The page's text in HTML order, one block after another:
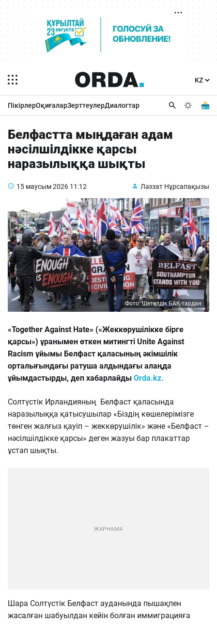
ПікірлерОқиғаларЗерттеулерДиалогтар
Белфастта мыңдаған адам
нәсілшілдікке қарсы
наразылыққа шықты
15 маусым 2026 11:12 Ләззат Нұрсапақызы
Фото: Шетелдік БАҚ-тардан
«Together Against Hate» («Жеккөрушілікке бірге
қарсы») ұранымен өткен митингті Unite Against
Racism ұйымы Белфаст қаласының әкімшілік
орталығындағы ратуша алдындағы алаңда
ұйымдастырды, деп хабарлайды Orda.kz.
Солтүстік Ирландияның Белфаст қаласында
наразылыққа қатысушылар «Біздің көшелерімізге
төнген жалғыз қауіп – жеккөрушілік» және «Белфаст –
нәсілшілдікке қарсы» деген жазуы бар плакаттар
ұстап шықты.
Шара Солтүстік Белфаст ауданында пышақпен
жасалған шабуылдан кейін болған иммиграцияға